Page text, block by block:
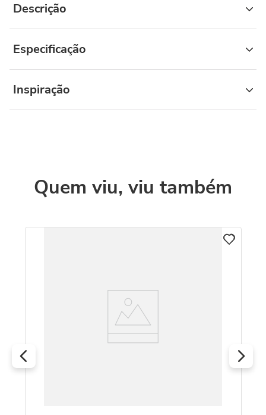
Descrição
Especificação
Inspiração
Quem viu, viu também